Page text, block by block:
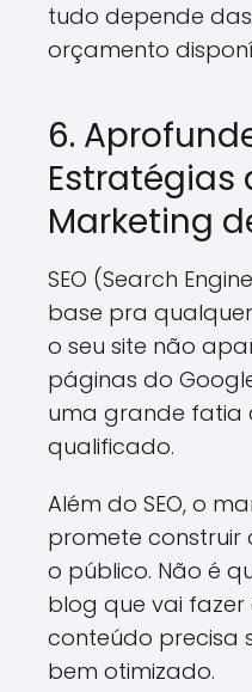
tudo depende
orçamento
6.
Estratégias
Marketing
SEO (Search
base pra
o seu site não
páginas do
uma grande fatia
qualificado.
Além do SEO, o
promete
o público. Não é
blog que vai fazer
conteúdo precisa
bem otimizado.